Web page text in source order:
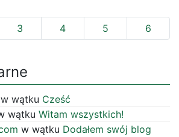
3 4 5 6
w wątku Cześć
wątku Witam wszystkich!
w wątku Dodałem swój blog